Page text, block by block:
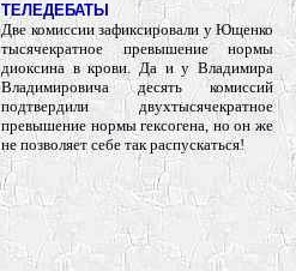
ТЕЛЕДЕБАТЫ
Две комиссии зафиксировали у Ющенко
тысячекратное превышение нормы
диоксина в крови. Да и у Владимира
Владимировича десять комиссий
подтвердили двухтысячекратное
превышение нормы гексогена, но он же
не позволяет себе так распускаться!